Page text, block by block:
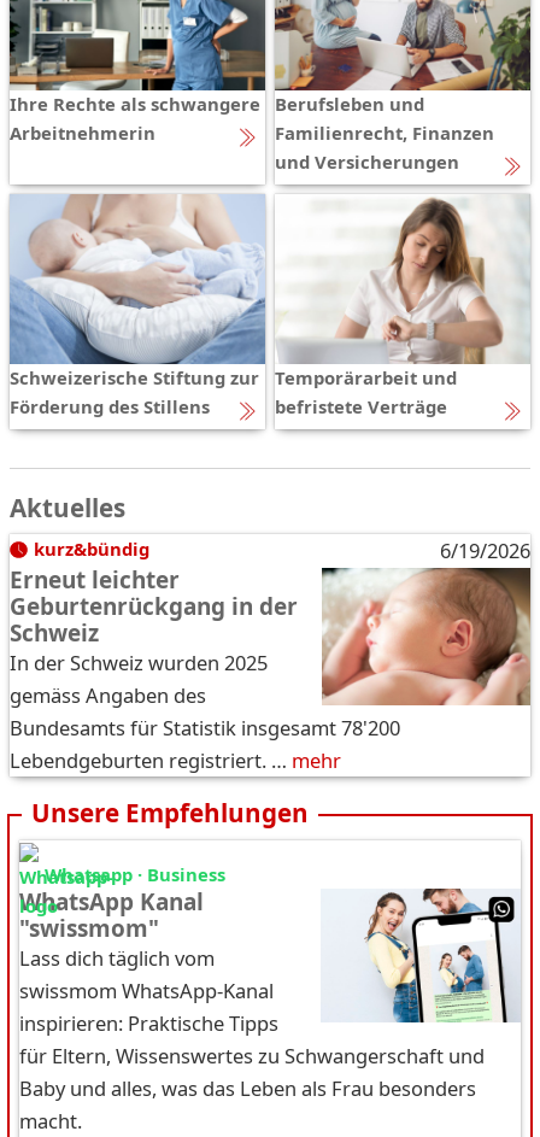
Ihre Rechte als schwangere
Arbeitnehmerin
Berufsleben und
Familienrecht, Finanzen
und Versicherungen
Schweizerische Stiftung zur
Förderung des Stillens
Temporärarbeit und
befristete Verträge
Aktuelles
kurz&bündig 6/19/2026
Erneut leichter
Geburtenrückgang in der
Schweiz
In der Schweiz wurden 2025
gemäss Angaben des
Bundesamts für Statistik insgesamt 78'200
Lebendgeburten registriert. … mehr
Unsere Empfehlungen
Whatsapp · Business
WhatsApp Kanal
"swissmom"
Lass dich täglich vom
swissmom WhatsApp-Kanal
inspirieren: Praktische Tipps
für Eltern, Wissenswertes zu Schwangerschaft und
Baby und alles, was das Leben als Frau besonders
macht.